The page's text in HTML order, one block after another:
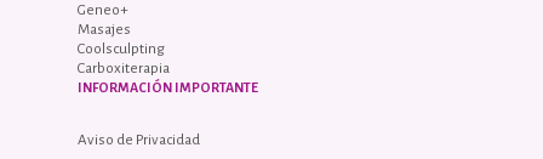
Geneo+
Masajes
Coolsculpting
Carboxiterapia
INFORMACIÓN IMPORTANTE
Aviso de Privacidad